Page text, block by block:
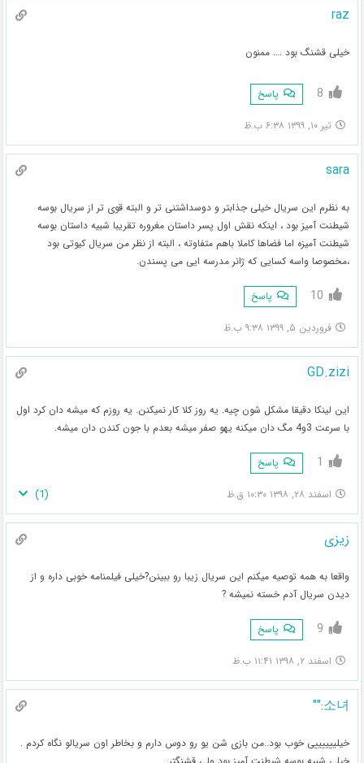
raz
خیلی قشنگ بود …. ممنون
8 پاسخ
تیر ۱۰, ۱۳۹۹ ۶:۳۸ ب.ظ
sara
به نظرم این سریال خیلی جذابتر و دوسداشتنی تر و البته قوی تر از سریال بوسه
شیطنت آمیز بود ، اینکه نقش اول پسر داستان مغروره تقریبا شبیه داستان بوسه
شیطنت آمیزه اما فضاها کاملا باهم متفاوته ، البته از نظر من سریال کیوتی بود
،مخصوصا واسه کسایی که ژانر مدرسه ایی می پسندن.
10 پاسخ
فروردین ۵, ۱۳۹۹ ۹:۳۸ ب.ظ
GD.zizi
این لینکا دقیقا مشکل شون چیه. یه روز کلا کار نمیکنن. یه روزم که میشه دان کرد اول
با سرعت 3و4 مگ دان میکنه یهو صفر میشه بعدم با جون کندن دان میشه.
1 پاسخ
اسفند ۲۸, ۱۳۹۸ ۱۰:۳۰ ق.ظ (
1
)
زیزی
واقعا به همه توصیه میکنم این سریال زیبا رو ببینن?خیلی فیلمنامه خوبی داره و از
دیدن سریال آدم خسته نمیشه ?
9 پاسخ
اسفند ۲, ۱۳۹۸ ۱۱:۴۱ ب.ظ
소녀:""
خیلییییییی خوب بود..من بازی شن یو رو دوس دارم و بخاطر اون سریالو نگاه کردم .